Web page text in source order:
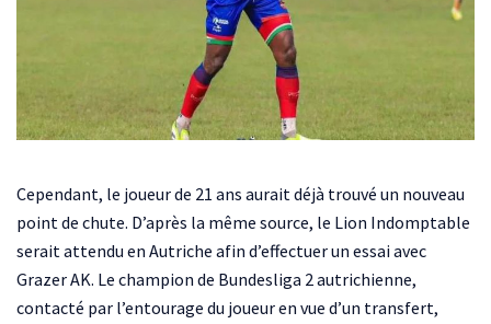
Cependant, le joueur de 21 ans aurait déjà trouvé un nouveau
point de chute. D’après la même source, le Lion Indomptable
serait attendu en Autriche afin d’effectuer un essai avec
Grazer AK. Le champion de Bundesliga 2 autrichienne,
contacté par l’entourage du joueur en vue d’un transfert,